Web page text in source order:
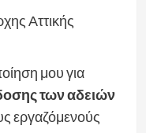
Αττικής
μου για
των αδειών
εργαζόμενούς